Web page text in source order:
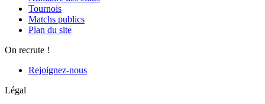
Tournois
Matchs publics
Plan du site
On recrute !
Rejoignez-nous
Légal